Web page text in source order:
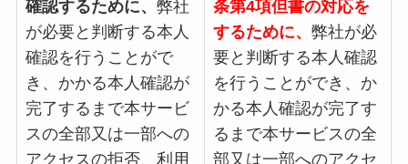
確認するために、 弊社
が必要と判断する本人
確認を行うことがで
き、かかる本人確認が
完了するまで本サービ
スの全部又は一部への
アクセスの拒否、利用
条第4項但書の対応を
するために、 弊社が必
要と判断する本人確認
を行うことができ、か
かる本人確認が完了す
るまで本サービスの全
部又は一部へのアクセ